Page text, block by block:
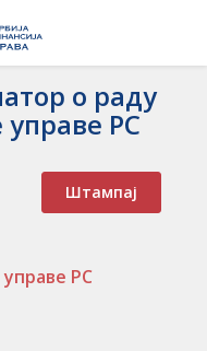
о раду
управе РС
Штампај
РС